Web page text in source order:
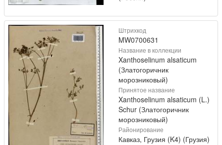
Штрихкод
MW0700631
Название в коллекции
Xanthoselinum alsaticum
(Златогоричник
морозниковый)
Принятое название
Xanthoselinum alsaticum (L.)
Schur (Златогоричник
морозниковый)
Районирование
Кавказ, Грузия (K4) (Грузия)